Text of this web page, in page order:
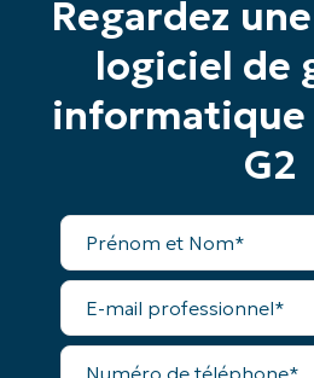
Regardez
logiciel de
informatique
G2
Prénom
Nom*
E-
mail
professionnel*
Numéro
Phone
number*
Pays